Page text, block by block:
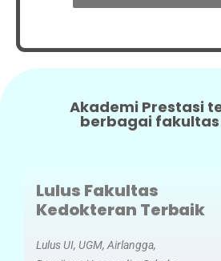
Akademi Prestasi
berbagai
Lulus Fakultas
Kedokteran Terbaik
Lulus UI, UGM, Airlangga,